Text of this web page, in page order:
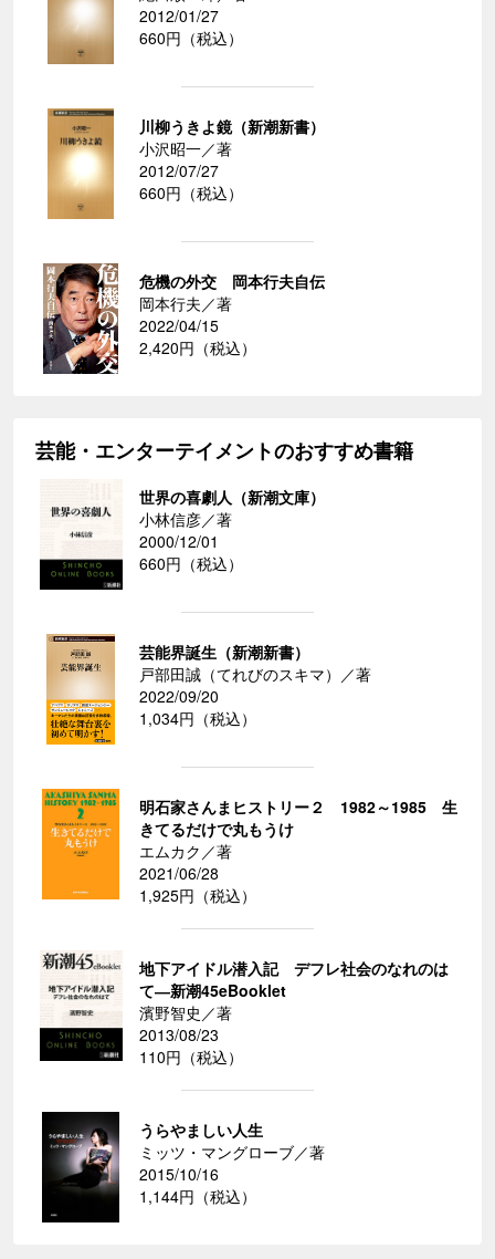
2012/01/27
660円（税込）
川柳うきよ鏡（新潮新書）
小沢昭一／著
2012/07/27
660円（税込）
危機の外交 岡本行夫自伝
岡本行夫／著
2022/04/15
2,420円（税込）
芸能・エンターテイメントのおすすめ書籍
世界の喜劇人（新潮文庫）
小林信彦／著
2000/12/01
660円（税込）
芸能界誕生（新潮新書）
戸部田誠（てれびのスキマ）／著
2022/09/20
1,034円（税込）
明石家さんまヒストリー２ 1982～1985 生
きてるだけで丸もうけ
エムカク／著
2021/06/28
1,925円（税込）
地下アイドル潜入記 デフレ社会のなれのは
て―新潮45eBooklet
濱野智史／著
2013/08/23
110円（税込）
うらやましい人生
ミッツ・マングローブ／著
2015/10/16
1,144円（税込）